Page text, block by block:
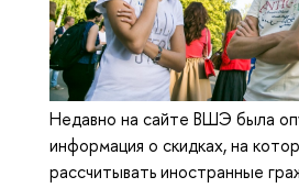
Недавно на сайте ВШЭ была
информация о скидках, на
рассчитывать иностранные